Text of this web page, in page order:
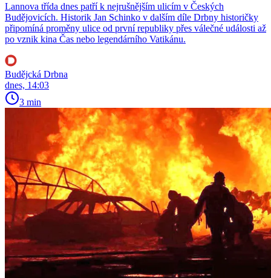
Lannova třída dnes patří k nejrušnějším ulicím v Českých
Budějovicích. Historik Jan Schinko v dalším díle Drbny historičky
připomíná proměny ulice od první republiky přes válečné události až
po vznik kina Čas nebo legendárního Vatikánu.
Budějcká Drbna
dnes, 14:03
3 min